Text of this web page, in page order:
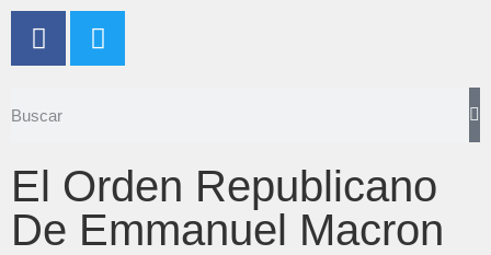
El Orden Republicano
De Emmanuel Macron